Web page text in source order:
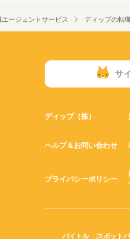
ージェントサービス ディップの転
サ
ディップ（株）
ヘルプ＆お問い合わせ
プライバシーポリシー
バイトル スポット